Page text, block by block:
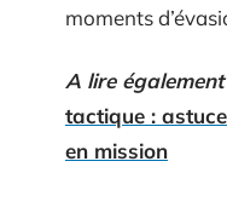
moments
A lire également
tactique :
en mission